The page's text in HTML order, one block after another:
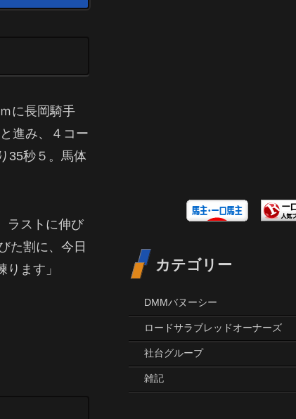
に長岡騎手
進み、４コー
35秒５。馬体
ラストに伸び
た割に、今日
ます」
カテゴリー
DMMバヌーシー
ロードサラブレッドオーナーズ
社台グループ
雑記